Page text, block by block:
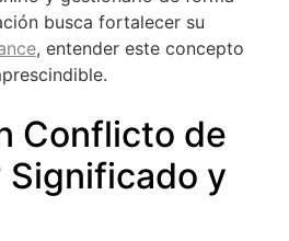
busca fortalecer su
, entender este concepto
Conflicto de
Significado y